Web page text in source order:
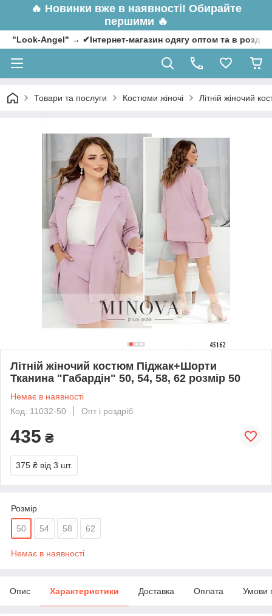
🔥 Новинки вже в наявності! Обирайте
першими 🔥
"Look-Angel" → ✔Інтернет-магазин одягу оптом та в
Товари та послуги Костюми жіночі Літній жіночий
Літній жіночий костюм Піджак+Шорти
Тканина "Габардін" 50, 54, 58, 62 розмір 50
Немає в наявності
Код: 11032-50
Опт і роздріб
435 ₴
375 ₴ від 3 шт.
Розмір
50 54 58 62
Немає в наявності
Опис Характеристики Доставка Оплата Умови